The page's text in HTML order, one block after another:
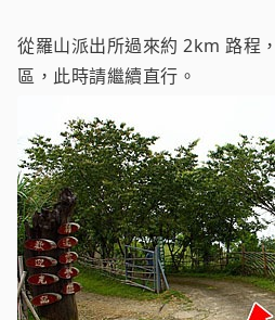
從羅山派出所過來約 2km 路程
區，此時請繼續直行。